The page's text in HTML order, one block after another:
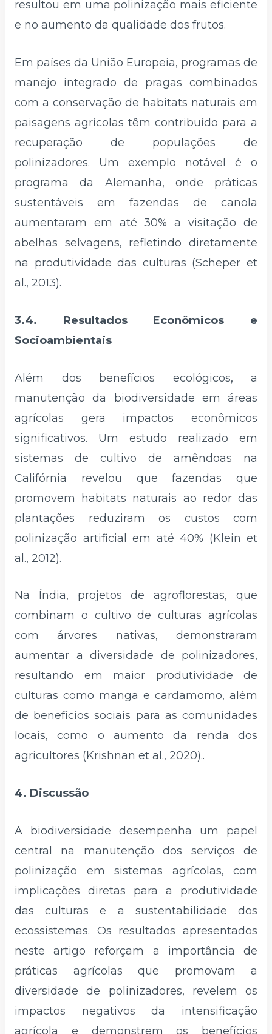
resultou em uma polinização mais eficiente
e no aumento da qualidade dos frutos.
Em países da União Europeia, programas de
manejo integrado de pragas combinados
com a conservação de habitats naturais em
paisagens agrícolas têm contribuído para a
recuperação de populações de
polinizadores. Um exemplo notável é o
programa da Alemanha, onde práticas
sustentáveis em fazendas de canola
aumentaram em até 30% a visitação de
abelhas selvagens, refletindo diretamente
na produtividade das culturas (Scheper et
al., 2013).
3.4. Resultados Econômicos e
Socioambientais
Além dos benefícios ecológicos, a
manutenção da biodiversidade em áreas
agrícolas gera impactos econômicos
significativos. Um estudo realizado em
sistemas de cultivo de amêndoas na
Califórnia revelou que fazendas que
promovem habitats naturais ao redor das
plantações reduziram os custos com
polinização artificial em até 40% (Klein et
al., 2012).
Na Índia, projetos de agroflorestas, que
combinam o cultivo de culturas agrícolas
com árvores nativas, demonstraram
aumentar a diversidade de polinizadores,
resultando em maior produtividade de
culturas como manga e cardamomo, além
de benefícios sociais para as comunidades
locais, como o aumento da renda dos
agricultores (Krishnan et al., 2020)..
4. Discussão
A biodiversidade desempenha um papel
central na manutenção dos serviços de
polinização em sistemas agrícolas, com
implicações diretas para a produtividade
das culturas e a sustentabilidade dos
ecossistemas. Os resultados apresentados
neste artigo reforçam a importância de
práticas agrícolas que promovam a
diversidade de polinizadores, revelem os
impactos negativos da intensificação
agrícola e demonstrem os benefícios